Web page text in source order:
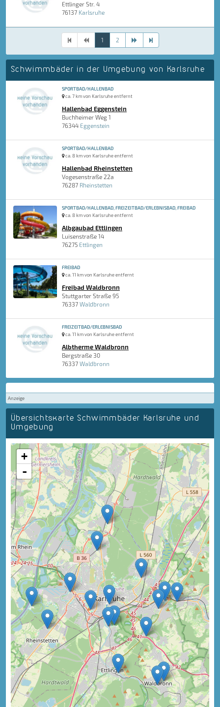
Ettlinger Str. 4
76137 Karlsruhe
1 2
Schwimmbäder in der Umgebung von Karlsruhe
SPORTBAD/HALLENBAD
ca. 7 km von Karlsruhe entfernt
Hallenbad Eggenstein
Buchheimer Weg 1
76344 Eggenstein
SPORTBAD/HALLENBAD
ca. 8 km von Karlsruhe entfernt
Hallenbad Rheinstetten
Vogesenstraße 22a
76287 Rheinstetten
SPORTBAD/HALLENBAD, FREIZEITBAD/ERLEBNISBAD, FREIBAD
ca. 8 km von Karlsruhe entfernt
Albgaubad Ettlingen
Luisenstraße 14
76275 Ettlingen
FREIBAD
ca. 11 km von Karlsruhe entfernt
Freibad Waldbronn
Stuttgarter Straße 95
76337 Waldbronn
FREIZEITBAD/ERLEBNISBAD
ca. 11 km von Karlsruhe entfernt
Albtherme Waldbronn
Bergstraße 30
76337 Waldbronn
Anzeige
Übersichtskarte Schwimmbäder Karlsruhe und
Umgebung
+
-